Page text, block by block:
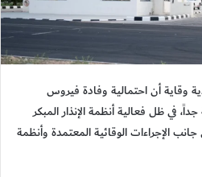
وقاية أن احتمالية وفادة فيروس
في ظل فعالية أنظمة الإنذار المبكر
جانب الإجراءات الوقائية المعتمدة وأنظمة